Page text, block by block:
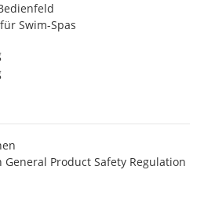
Swim-Spas
Product Safety Regulation